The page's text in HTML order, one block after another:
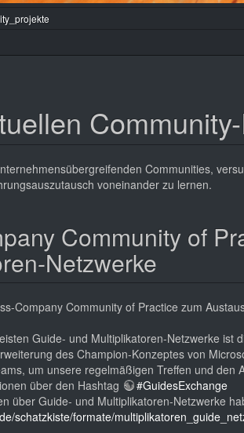
Communities,
voneinander zu lernen.
Community of
Netzwerke
Company Community of Practice zum
Guide- und Multiplikatoren-Netzwerke ist
des Champion-Konzeptes von
um unsere regelmäßigen Treffen und den
über den Hashtag
#GuidesExchange
über Guide- und Multiplikatoren-Netzwerke
schatzkiste/formate/